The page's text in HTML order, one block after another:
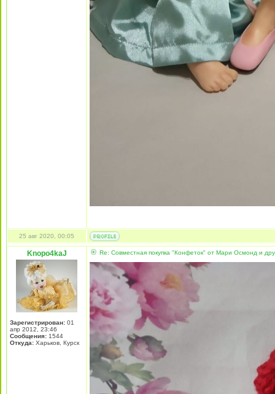
25 авг 2020, 00:05
Knopo4kaJ
Зарегистрирован: 01
апр 2012, 23:46
Сообщения: 1544
Откуда: Харьков, Курск
Re: Совместная покупка "Конфеток" от Мари Осмонд и